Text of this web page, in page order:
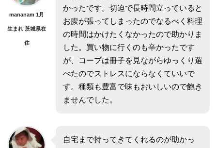
mananam 1月
生まれ 茨城県在
住
かったです。切迫で長時間立っていると
お腹が張ってしまったのでなるべく料理
の時間はかけたくなかったので助かりま
した。買い物に行くのも辛かったです
が、コープは冊子を見ながらゆっくり選
べたのでストレスにならなくていいで
す。種類も豊富で味もおいしいので飽き
ませんでした。
自宅まで持ってきてくれるのが助かっ